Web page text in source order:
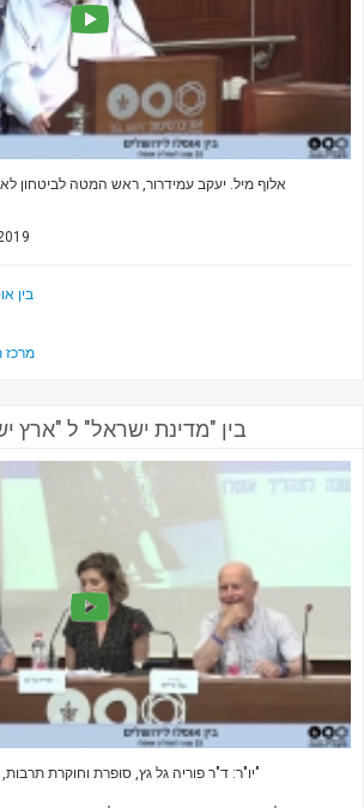
אלוף מיל. יעקב עמידרור, ראש המטה לביטחון
בין
מרכז
בין "מדינת ישראל" ל "ארץ
יו"ר: ד"ר פוריה גל גץ, סופרת וחוקרת תרבות, מחברת הספר: "הדתל"שים"